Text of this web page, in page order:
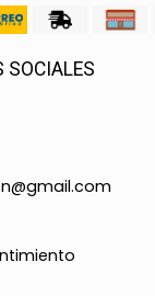
SOCIALES